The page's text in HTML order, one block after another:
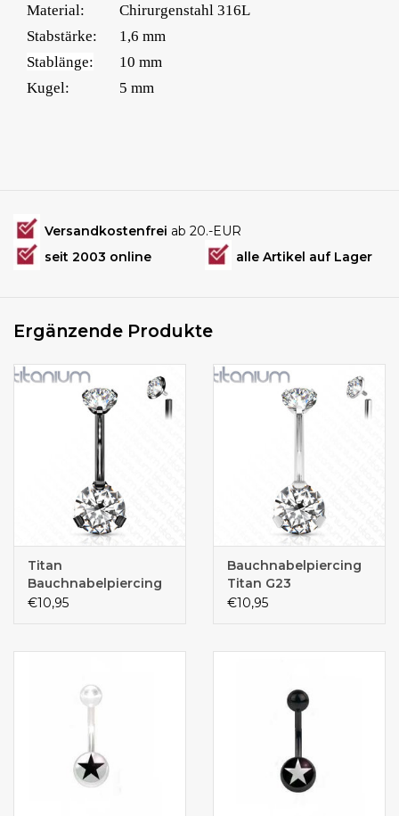
Material:
Chirurgenstahl 316L
Stabstärke:
1,6 mm
Stablänge:
10 mm
Kugel:
5 mm
Versandkostenfrei ab 20.-EUR
seit 2003 online
alle Artikel auf Lager
Ergänzende Produkte
Titan
Bauchnabelpiercing
schwarz
€10,95
Bauchnabelpiercing
Titan G23
€10,95